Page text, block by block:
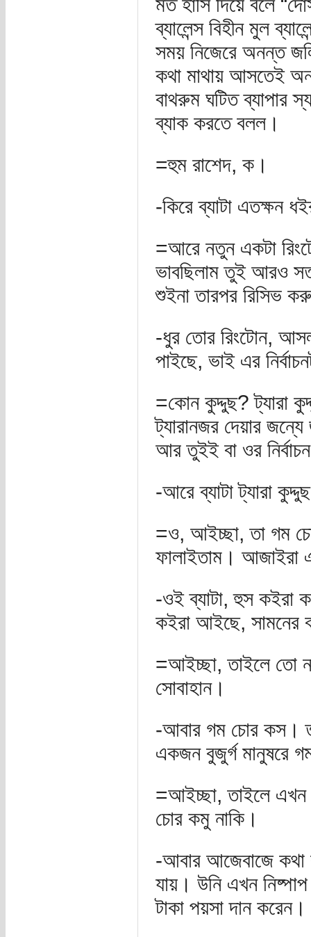
ব্যালেন্স বিহীন মুল
সময় নিজেরে অনন্ত
কথা মাথায় আসতেই
বাথরুম ঘটিত ব্যাপার
ব্যাক করতে বলল।
=হুম রাশেদ, ক।
-কিরে ব্যাটা এতক্ষন
=আরে নতুন একটা
ভাবছিলাম তুই আরও
শুইনা তারপর রিসিভ
-ধুর তোর রিংটোন,
পাইছে, ভাই এর
=কোন কুদ্দুছ? ট্যারা
ট্যারানজর দেয়ার
আর তুইই বা ওর
-আরে ব্যাটা ট্যারা
=ও, আইচ্ছা, তা গম
ফালাইতাম। আজাইরা
-ওই ব্যাটা, হুস কইরা
কইরা আইছে, সামনের
=আইচ্ছা, তাইলে তো
সোবাহান।
-আবার গম চোর কস।
একজন বুজুর্গ মানুষরে
=আইচ্ছা, তাইলে এখন
চোর কমু নাকি।
-আবার আজেবাজে
যায়। উনি এখন
টাকা পয়সা দান করেন।